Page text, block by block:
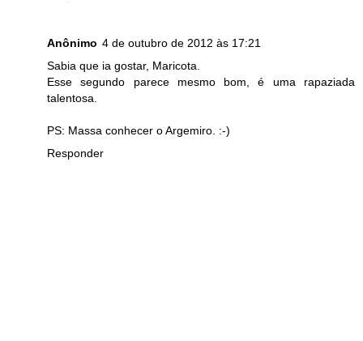
Anônimo 4 de outubro de 2012 às 17:21
Sabia que ia gostar, Maricota.
Esse segundo parece mesmo bom, é uma rapaziada
talentosa.
PS: Massa conhecer o Argemiro. :-)
Responder